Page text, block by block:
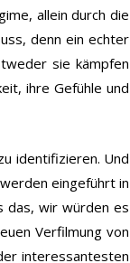
allein durch die
denn ein echter
sie kämpfen
ihre Gefühle und
identifizieren. Und
eingeführt in
das, wir würden es
Verfilmung von
interessantesten